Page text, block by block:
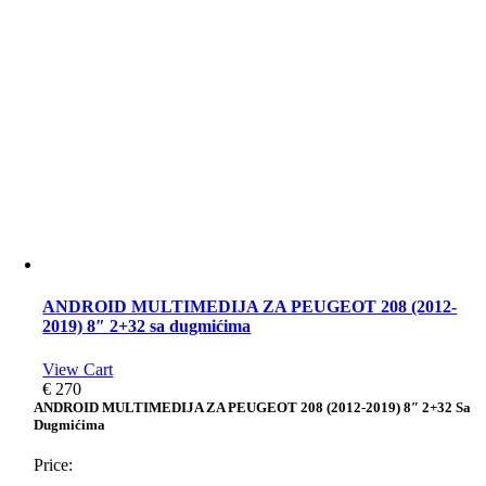
ANDROID MULTIMEDIJA ZA PEUGEOT 208 (2012-
2019) 8″ 2+32 sa dugmićima
View Cart
€ 270
ANDROID MULTIMEDIJA ZA PEUGEOT 208 (2012-2019) 8″ 2+32 Sa
Dugmićima
Price: